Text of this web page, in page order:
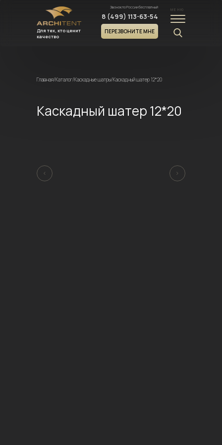
Для тех, кто ценит
качество
Звонок по России бесплатный
8 (499) 113-63-54
ПЕРЕЗВОНИТЕ МНЕ
МЕНЮ
Главная/Каталог/Каскадные шатры/Каскадный шатер 12*20
Каскадный шатер 12*20